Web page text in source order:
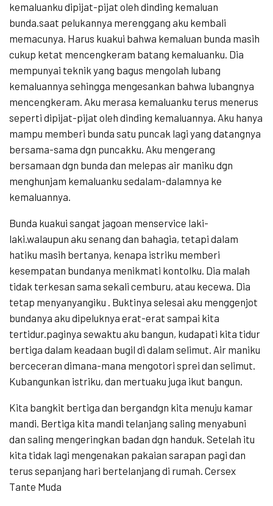
kemaluanku dipijat-pijat oleh dinding kemaluan
bunda.saat pelukannya merenggang aku kembali
memacunya. Harus kuakui bahwa kemaluan bunda masih
cukup ketat mencengkeram batang kemaluanku. Dia
mempunyai teknik yang bagus mengolah lubang
kemaluannya sehingga mengesankan bahwa lubangnya
mencengkeram. Aku merasa kemaluanku terus menerus
seperti dipijat-pijat oleh dinding kemaluannya. Aku hanya
mampu memberi bunda satu puncak lagi yang datangnya
bersama-sama dgn puncakku. Aku mengerang
bersamaan dgn bunda dan melepas air maniku dgn
menghunjam kemaluanku sedalam-dalamnya ke
kemaluannya.
Bunda kuakui sangat jagoan menservice laki-
laki.walaupun aku senang dan bahagia, tetapi dalam
hatiku masih bertanya, kenapa istriku memberi
kesempatan bundanya menikmati kontolku. Dia malah
tidak terkesan sama sekali cemburu, atau kecewa. Dia
tetap menyanyangiku . Buktinya selesai aku menggenjot
bundanya aku dipeluknya erat-erat sampai kita
tertidur.paginya sewaktu aku bangun, kudapati kita tidur
bertiga dalam keadaan bugil di dalam selimut. Air maniku
berceceran dimana-mana mengotori sprei dan selimut.
Kubangunkan istriku, dan mertuaku juga ikut bangun.
Kita bangkit bertiga dan bergandgn kita menuju kamar
mandi. Bertiga kita mandi telanjang saling menyabuni
dan saling mengeringkan badan dgn handuk. Setelah itu
kita tidak lagi mengenakan pakaian sarapan pagi dan
terus sepanjang hari bertelanjang di rumah. Cersex
Tante Muda